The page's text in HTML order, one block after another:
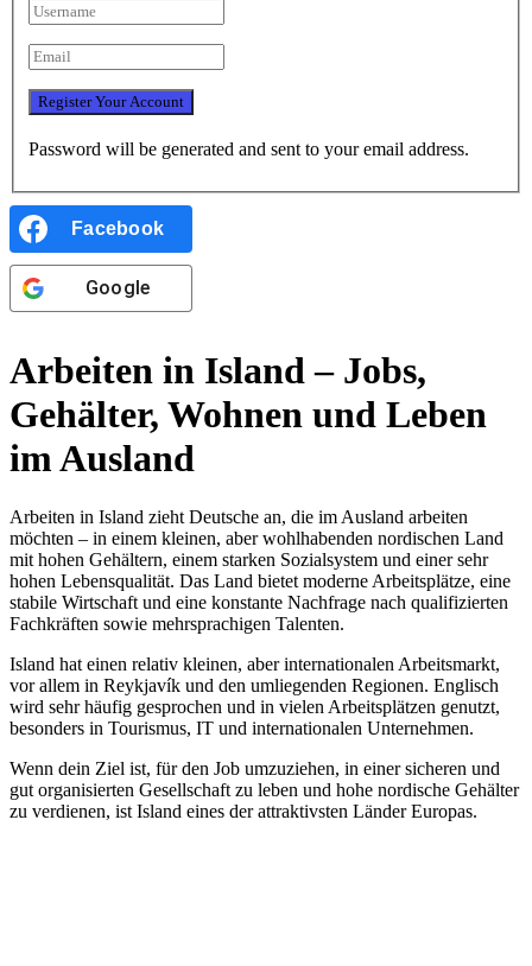
Password will be generated and sent to your email address.
Facebook
Google
Arbeiten in Island – Jobs,
Gehälter, Wohnen und Leben
im Ausland
Arbeiten in Island zieht Deutsche an, die im Ausland arbeiten
möchten – in einem kleinen, aber wohlhabenden nordischen Land
mit hohen Gehältern, einem starken Sozialsystem und einer sehr
hohen Lebensqualität. Das Land bietet moderne Arbeitsplätze, eine
stabile Wirtschaft und eine konstante Nachfrage nach qualifizierten
Fachkräften sowie mehrsprachigen Talenten.
Island hat einen relativ kleinen, aber internationalen Arbeitsmarkt,
vor allem in Reykjavík und den umliegenden Regionen. Englisch
wird sehr häufig gesprochen und in vielen Arbeitsplätzen genutzt,
besonders in Tourismus, IT und internationalen Unternehmen.
Wenn dein Ziel ist, für den Job umzuziehen, in einer sicheren und
gut organisierten Gesellschaft zu leben und hohe nordische Gehälter
zu verdienen, ist Island eines der attraktivsten Länder Europas.